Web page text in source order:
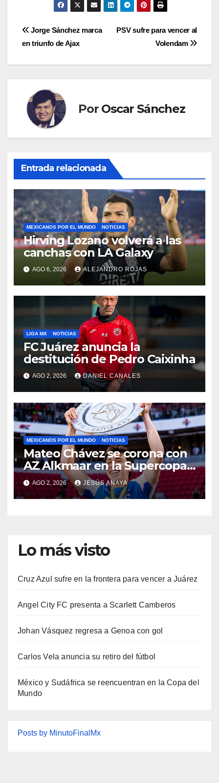
Navegación
PSV sufre para vencer al
Volendam
Jorge Sánchez marca
en triunfo de Ajax
Por Oscar Sánchez
Entrada relacionada
MEXICANOS POR EL MUNDO NOTICIAS
Hirving Lozano volverá a las
canchas con LA Galaxy
AGO 6, 2026 ALEJANDRO ROJAS
LIGA MX NOTICIAS
FC Juárez anuncia la
destitución de Pedro Caixinha
AGO 2, 2026 DANIEL CANALES
MEXICANOS POR EL MUNDO NOTICIAS
Mateo Chávez se corona con
AZ Alkmaar en la Supercopa
de Países Bajos
AGO 2, 2026 JESÚS ANAYA
Lo más visto
Cruz Azul sufre en la frontera para vencer a Juárez
Angel City FC presenta a Scarlett Camberos
Johan Vásquez regresa a Genoa con gol
Carlos Vela anuncia su retiro del fútbol
México y Sudáfrica se reencuentran en la Copa del
Mundo
Posts by MinutoFinalMx